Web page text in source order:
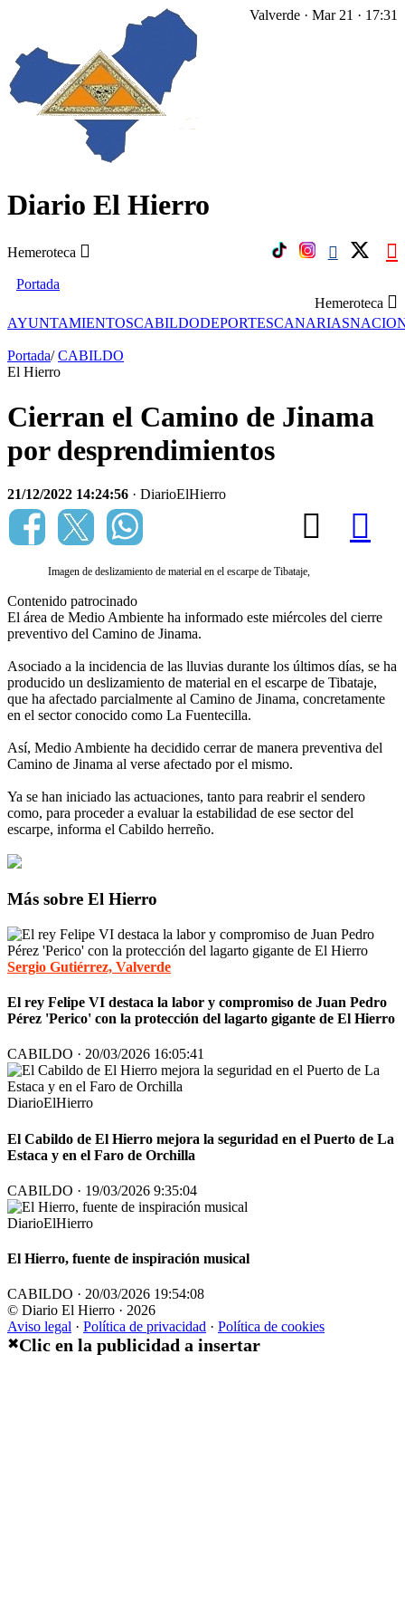
Diario El Hierro
Hemeroteca
Valverde · Mar 21 · 17:31
Portada
Hemeroteca
AYUNTAMIENTOSCABILDODEPORTESCANARIAS
Portada/ CABILDO
El Hierro
Cierran el Camino de Jinama
por desprendimientos
21/12/2022 14:24:56 · DiarioElHierro
Imagen de deslizamiento de material en el escarpe de Tibataje,
Contenido patrocinado
El área de Medio Ambiente ha informado este miércoles del cierre
preventivo del Camino de Jinama.
Asociado a la incidencia de las lluvias durante los últimos días, se ha
producido un deslizamiento de material en el escarpe de Tibataje,
que ha afectado parcialmente al Camino de Jinama, concretamente
en el sector conocido como La Fuentecilla.
Así, Medio Ambiente ha decidido cerrar de manera preventiva del
Camino de Jinama al verse afectado por el mismo.
Ya se han iniciado las actuaciones, tanto para reabrir el sendero
como, para proceder a evaluar la estabilidad de ese sector del
escarpe, informa el Cabildo herreño.
Más sobre El Hierro
Sergio Gutiérrez, Valverde
El rey Felipe VI destaca la labor y compromiso de Juan Pedro
Pérez 'Perico' con la protección del lagarto gigante de El Hierro
CABILDO · 20/03/2026 16:05:41
DiarioElHierro
El Cabildo de El Hierro mejora la seguridad en el Puerto de La
Estaca y en el Faro de Orchilla
CABILDO · 19/03/2026 9:35:04
DiarioElHierro
El Hierro, fuente de inspiración musical
CABILDO · 20/03/2026 19:54:08
© Diario El Hierro · 2026
Aviso legal · Política de privacidad · Política de cookies
✖Clic en la publicidad a insertar